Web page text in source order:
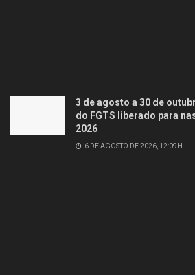
3 de agosto a 30 de
do FGTS liberado para
2026
6 DE AGOSTO DE 2026, 12:09H